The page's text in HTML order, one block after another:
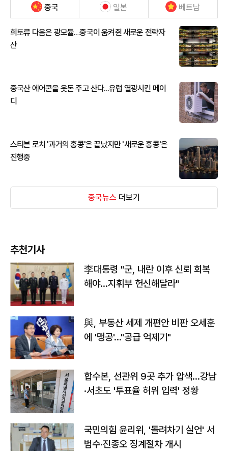
중국 일본 베트남
희토류 다음은 광모듈…중국이 움켜쥔 새로운 전략자
산
중국산 에어콘을 웃돈 주고 산다...유럽 열광시킨 메이
디
스티븐 로치 '과거의 홍콩'은 끝났지만 '새로운 홍콩'은
진행중
중국뉴스 더보기
추천기사
李대통령 "군, 내란 이후 신뢰 회복
해야…지휘부 헌신해달라"
與, 부동산 세제 개편안 비판 오세훈
에 '맹공'…"공급 억제기"
합수본, 선관위 9곳 추가 압색…강남
·서초도 '투표율 허위 입력' 정황
국민의힘 윤리위, '돌려차기 실언' 서
범수·진종오 징계절차 개시